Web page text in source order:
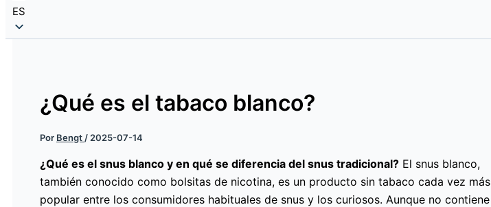
ES
¿Qué es el tabaco blanco?
Por Bengt / 2025-07-14
¿Qué es el snus blanco y en qué se diferencia del snus tradicional? El snus blanco,
también conocido como bolsitas de nicotina, es un producto sin tabaco cada vez más
popular entre los consumidores habituales de snus y los curiosos. Aunque no contiene